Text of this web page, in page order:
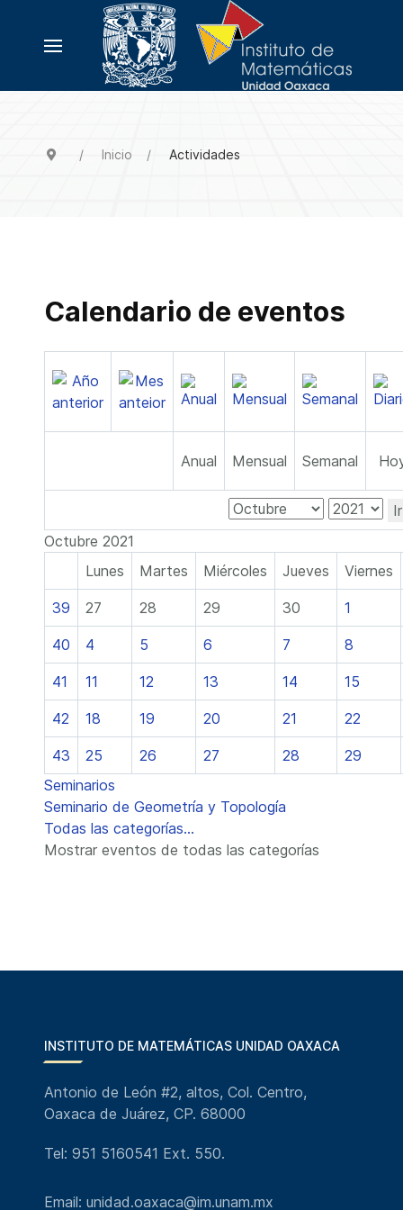
Inicio Actividades
Calendario de eventos
Anual Mensual Semanal
Octubre 2021
Lunes
Martes Miércoles Jueves Viernes
39 27 28 29 30 1
40 4 5 6 7 8
41 11 12 13 14 15
42 18 19 20 21 22
43 25 26 27 28
29
Seminarios
Seminario de Geometría y Topología
Todas las categorías...
Mostrar eventos de todas las categorías
INSTITUTO DE MATEMÁTICAS UNIDAD OAXACA
Antonio de León #2, altos, Col. Centro,
Oaxaca de Juárez, CP. 68000
Tel: 951 5160541 Ext. 550.
Email: unidad.oaxaca@im.unam.mx